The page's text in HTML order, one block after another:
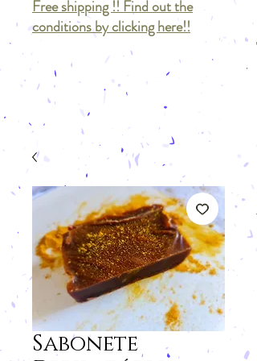
Free shipping !! Find out the
conditions by clicking here!!
Sabonete